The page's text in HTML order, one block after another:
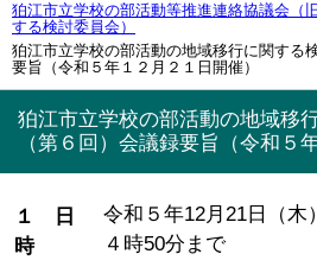
狛江市立学校の部活動等推進連絡協議会（
する検討委員会）
狛江市立学校の部活動の地域移行に関する
要旨（令和５年１２月２１日開催）
狛江市立学校の部活動の地域移
（第６回）会議録要旨（令和５
１ 日
時
令和５年12月21日（木
４時50分まで